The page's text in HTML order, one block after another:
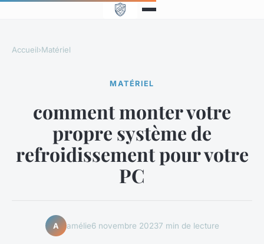
Accueil›Matériel
MATÉRIEL
comment monter votre
propre système de
refroidissement pour votre
PC
A amélie6 novembre 20237 min de lecture